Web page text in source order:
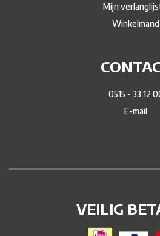
Mijn
Winkelmand
0515 - 33 12
E-mail
VEILIG